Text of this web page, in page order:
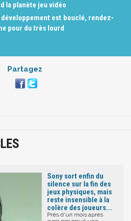
la planète jeu vidéo
est bouclé, rendez-
pour du très lourd
Partagez
Sony sort enfin du
silence sur la fin des
jeux physiques, mais
reste insensible à la
colère des joueurs...
Près d'un mois après